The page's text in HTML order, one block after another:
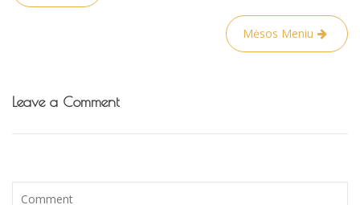
tarp
Mėsos Meniu
Leave a Comment